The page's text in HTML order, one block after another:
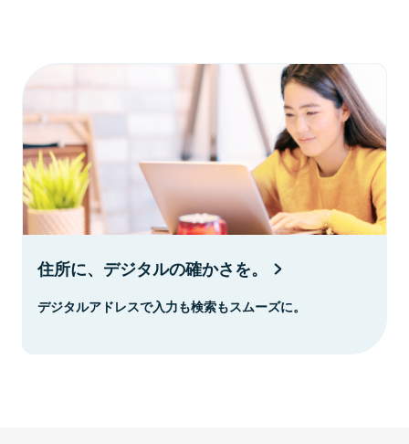
住所に、デジタルの確かさを。
デジタルアドレスで入力も検索もスムーズに。